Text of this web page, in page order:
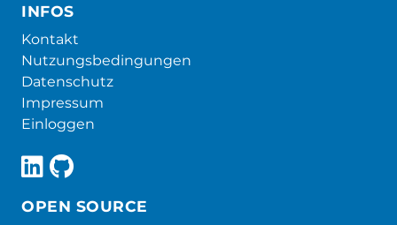
INFOS
Kontakt
Nutzungsbedingungen
Datenschutz
Impressum
Einloggen
OPEN SOURCE